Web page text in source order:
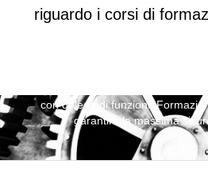
riguardo i corsi di
con delega di funzioni:
garantire la massima